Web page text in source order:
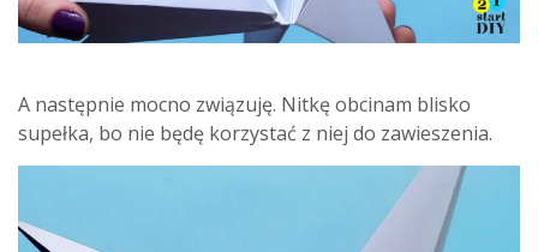
A następnie mocno związuję. Nitkę obcinam blisko
supełka, bo nie będę korzystać z niej do zawieszenia.